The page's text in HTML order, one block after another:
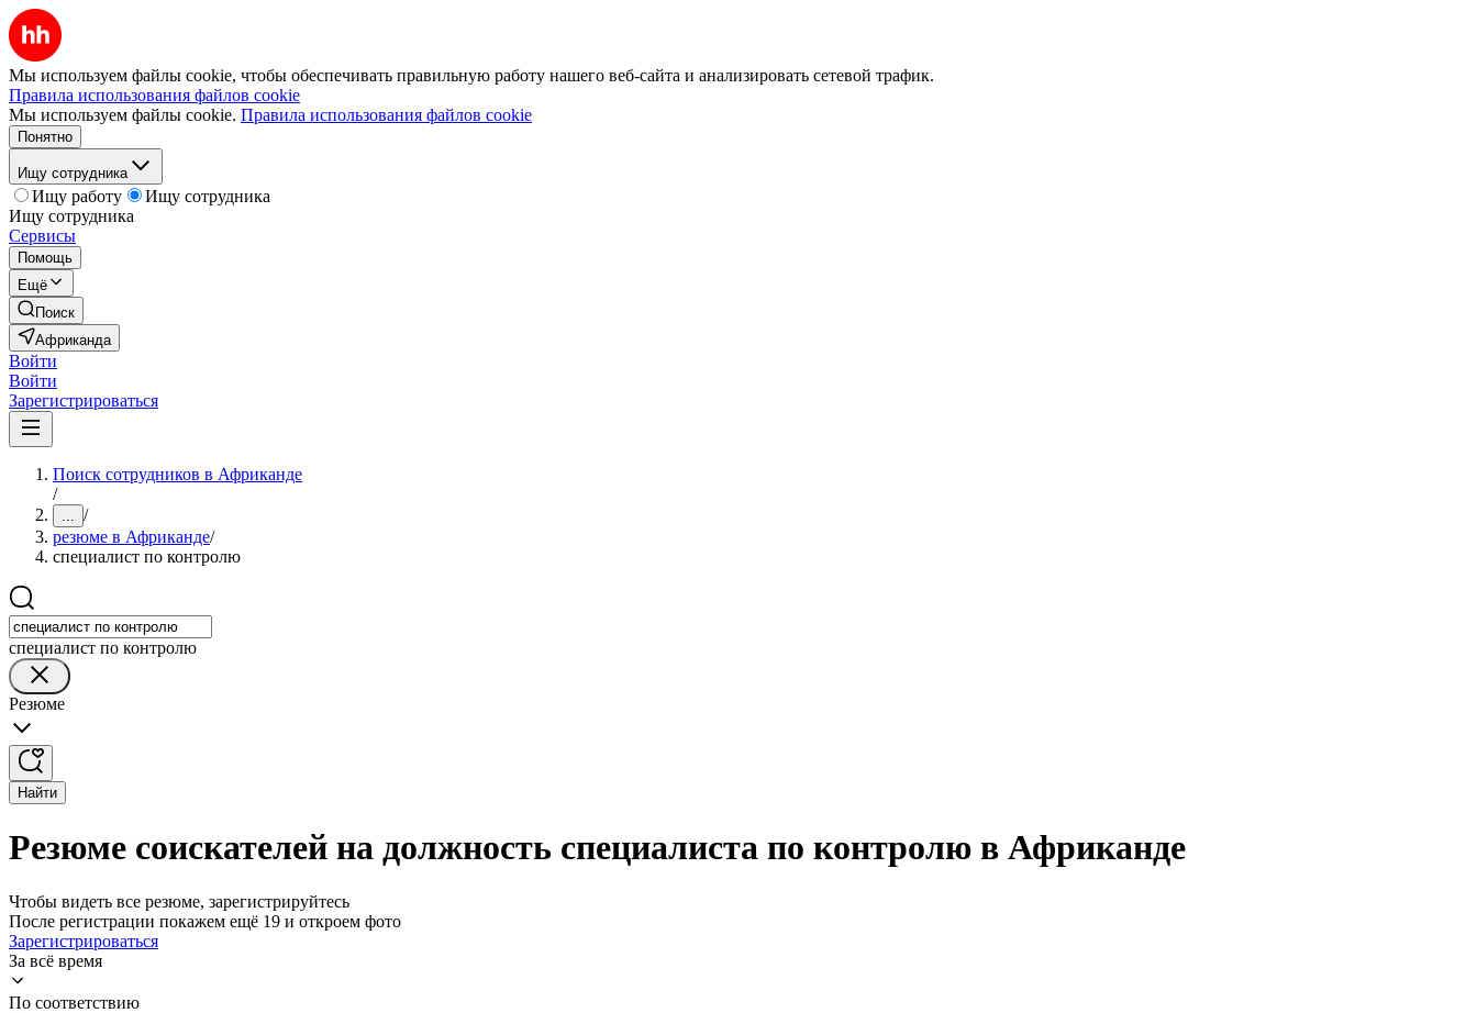
Мы используем файлы cookie, чтобы обеспечивать правильную работу нашего веб-сайта и анализировать сетевой трафик.
Правила использования файлов cookie
Мы используем файлы cookie. Правила использования файлов cookie
Понятно
Ищу сотрудника
Ищу работу
Ищу сотрудника
Ищу сотрудника
Сервисы
Помощь
Ещё
Поиск
Африканда
Войти
Войти
Зарегистрироваться
Поиск сотрудников в Африканде
/
... /
резюме в Африканде/
специалист по контролю
специалист по контролю
Резюме
Найти
Резюме соискателей на должность специалиста по контролю в Африканде
Чтобы видеть все резюме, зарегистрируйтесь
После регистрации покажем ещё 19 и откроем фото
Зарегистрироваться
За всё время
По соответствию